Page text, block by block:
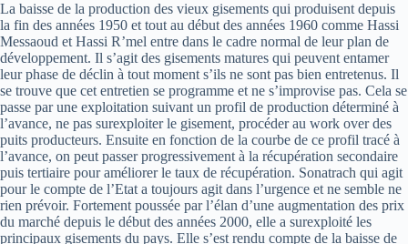
La baisse de la production des vieux gisements qui produisent depuis
la fin des années 1950 et tout au début des années 1960 comme Hassi
Messaoud et Hassi R’mel entre dans le cadre normal de leur plan de
développement. Il s’agit des gisements matures qui peuvent entamer
leur phase de déclin à tout moment s’ils ne sont pas bien entretenus. Il
se trouve que cet entretien se programme et ne s’improvise pas. Cela se
passe par une exploitation suivant un profil de production déterminé à
l’avance, ne pas surexploiter le gisement, procéder au work over des
puits producteurs. Ensuite en fonction de la courbe de ce profil tracé à
l’avance, on peut passer progressivement à la récupération secondaire
puis tertiaire pour améliorer le taux de récupération. Sonatrach qui agit
pour le compte de l’Etat a toujours agit dans l’urgence et ne semble ne
rien prévoir. Fortement poussée par l’élan d’une augmentation des prix
du marché depuis le début des années 2000, elle a surexploité les
principaux gisements du pays. Elle s’est rendu compte de la baisse de